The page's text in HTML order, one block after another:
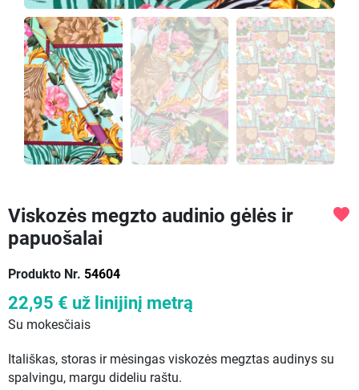
Viskozės megzto audinio gėlės ir
papuošalai
Produkto Nr. 54604
favorite
22,95 € už linijinį metrą
Su mokesčiais
Itališkas, storas ir mėsingas viskozės megztas audinys su
spalvingu, margu dideliu raštu.